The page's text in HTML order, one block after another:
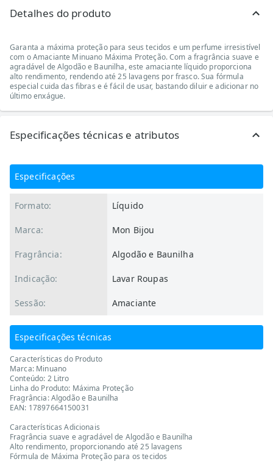
Detalhes do produto
Garanta a máxima proteção para seus tecidos e um perfume irresistível
com o Amaciante Minuano Máxima Proteção. Com a fragrância suave e
agradável de Algodão e Baunilha, este amaciante líquido proporciona
alto rendimento, rendendo até 25 lavagens por frasco. Sua fórmula
especial cuida das fibras e é fácil de usar, bastando diluir e adicionar no
último enxágue.
Especificações técnicas e atributos
Especificações
Formato: Líquido
Marca: Mon Bijou
Fragrância: Algodão e Baunilha
Indicação: Lavar Roupas
Sessão: Amaciante
Especificações técnicas
Características do Produto
Marca: Minuano
Conteúdo: 2 Litro
Linha do Produto: Máxima Proteção
Fragrância: Algodão e Baunilha
EAN: 17897664150031
Características Adicionais
Fragrância suave e agradável de Algodão e Baunilha
Alto rendimento, proporcionando até 25 lavagens
Fórmula de Máxima Proteção para os tecidos